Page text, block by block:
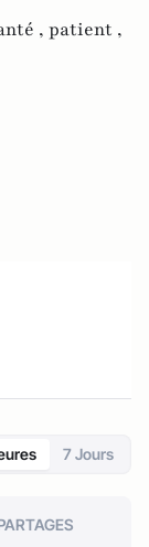
, patient ,
7 Jours